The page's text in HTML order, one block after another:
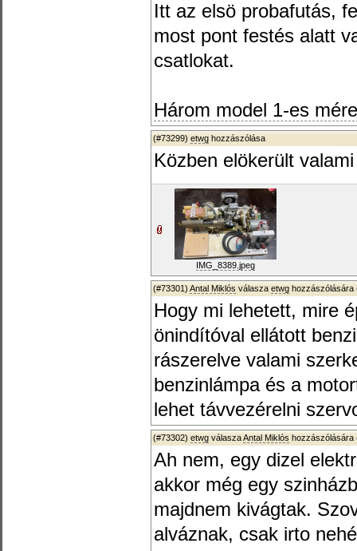
Itt az elsö probafutás,
most pont festés alatt
csatlokat.
Három model 1-es
(#73299) etwg hozzászólása
Közben elökerült
IMG_8389.jpeg
(#73301) Antal Miklós válasza etwg hozzászólására
Hogy mi lehetett, mire
önindítóval ellátott
rászerelve valami
benzinlámpa és a
lehet távvezérelni
(#73302) etwg válaszaAntal Miklós hozzászólására
Ah nem, egy dizel
akkor még egy
majdnem kivágtak.
alváznak, csak irto